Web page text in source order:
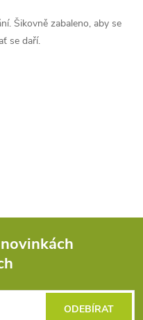
Šikovně zabaleno, aby se
se daří.
ODEBÍRAT